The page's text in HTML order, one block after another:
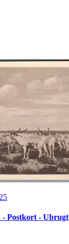
- Postkort - Ubrugt